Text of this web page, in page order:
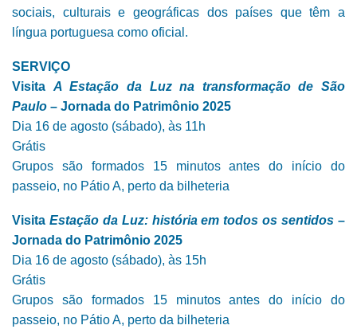
sociais, culturais e geográficas dos países que têm a
língua portuguesa como oficial.
SERVIÇO
Visita A Estação da Luz na transformação de São
Paulo – Jornada do Patrimônio 2025
Dia 16 de agosto (sábado), às 11h
Grátis
Grupos são formados 15 minutos antes do início do
passeio, no Pátio A, perto da bilheteria
Visita Estação da Luz: história em todos os sentidos–
Jornada do Patrimônio 2025
Dia 16 de agosto (sábado), às 15h
Grátis
Grupos são formados 15 minutos antes do início do
passeio, no Pátio A, perto da bilheteria